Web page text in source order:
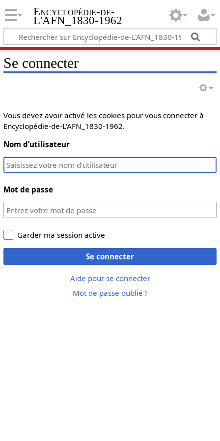
Encyclopédie-de-
L'AFN_1830-1962
Se connecter
Vous devez avoir activé les cookies pour vous connecter à
Encyclopédie-de-L'AFN_1830-1962.
Nom d’utilisateur
Mot de passe
Garder ma session active
Se connecter
Aide pour se connecter
Mot de passe oublié ?